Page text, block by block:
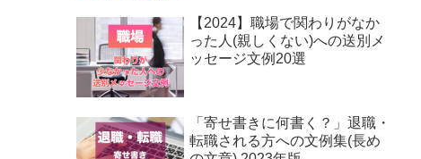
【2024】職場で関わりがなか
った人(親しくない)への送別メ
ッセージ文例20選
「寄せ書きに何書く？」退職・
転職される方への文例集(長め